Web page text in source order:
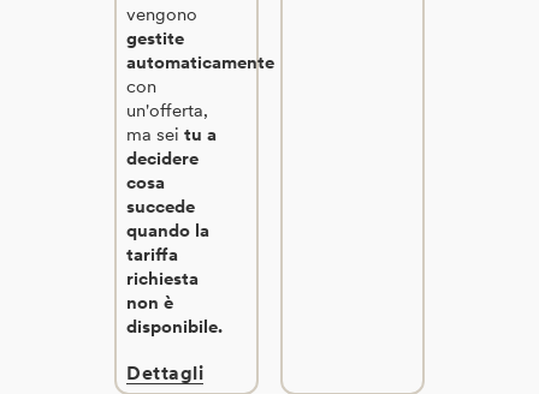
vengono
gestite
automaticamente
con
un'offerta,
ma seitu a
decidere
cosa
succede
quando la
tariffa
richiesta
non è
disponibile.
Dettagli